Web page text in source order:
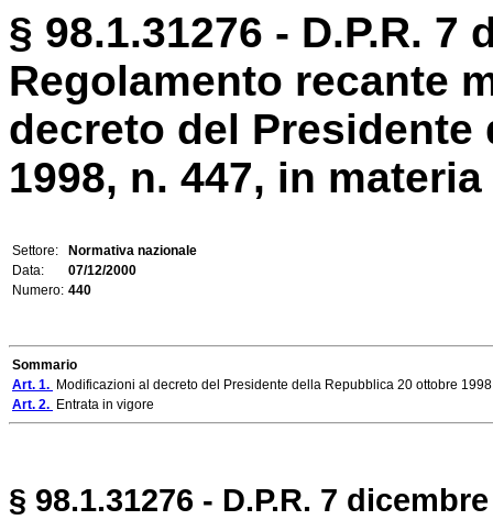
§ 98.1.31276 - D.P.R. 7
Regolamento recante
decreto del
1998, n. 447, in
Settore:
Normativa nazionale
Data:
07/12/2000
Numero: 440
Sommario
Art. 1. Modificazioni al decreto del Presidente della Repubblica 20 ottobre
Art. 2. Entrata in vigore
§ 98.1.31276 - D.P.R. 7